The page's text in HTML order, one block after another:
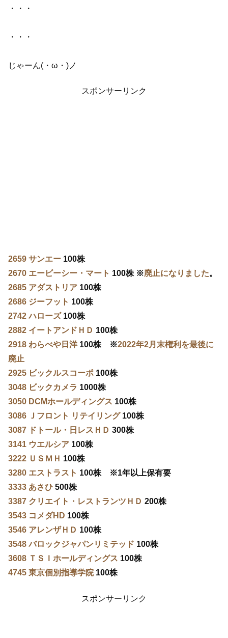
・・・
・・・
じゃーん(・ω・)ノ
スポンサーリンク
2659 サンエー 100株
2670 エービーシー・マート 100株 ※廃止になりました。
2685 アダストリア 100株
2686 ジーフット 100株
2742 ハローズ 100株
2882 イートアンドＨＤ 100株
2918 わらべや日洋100株 ※2022年2月末権利を最後に
廃止
2925 ビックルスコーポ 100株
3048 ビックカメラ 1000株
3050 DCMホールディングス 100株
3086 Ｊフロント リテイリング100株
3087 ドトール・日レスＨＤ 300株
3141 ウエルシア 100株
3222 ＵＳＭＨ 100株
3280 エストラスト 100株 ※1年以上保有要
3333 あさひ 500株
3387 クリエイト・レストランツＨＤ 200株
3543 コメダHD 100株
3546 アレンザＨＤ 100株
3548 バロックジャパンリミテッド 100株
3608 ＴＳＩホールディングス 100株
4745 東京個別指導学院100株
スポンサーリンク